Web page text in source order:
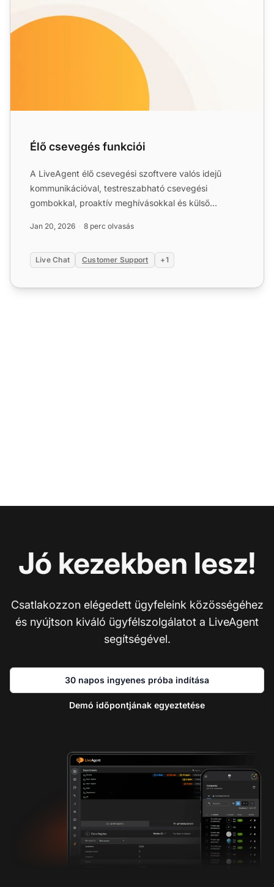
Élő csevegés funkciói
A LiveAgent élő csevegési szoftvere valós idejű
kommunikációval, testreszabható csevegési
gombokkal, proaktív meghívásokkal és külső
Jan 20, 2026 8 perc olvasás
Live Chat Customer Support +1
Jó kezekben lesz!
Csatlakozzon elégedett ügyfeleink közösségéhez
és nyújtson kiváló ügyfélszolgálatot a LiveAgent
segítségével.
30 napos ingyenes próba indítása
Demó időpontjának egyeztetése